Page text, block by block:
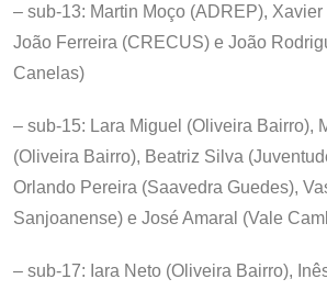
– sub-13: Martin Moço (ADREP),
João Ferreira (CRECUS) e João
Canelas)
– sub-15: Lara Miguel (Oliveira Bairro),
(Oliveira Bairro), Beatriz Silva
Orlando Pereira (Saavedra Guedes),
Sanjoanense) e José Amaral (Vale
– sub-17: Iara Neto (Oliveira Bairro),